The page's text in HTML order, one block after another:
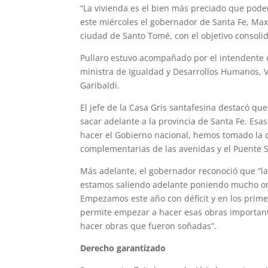
a
t
s
A
p
l
e
g
r
m
i
t
t
e
n
t
e
r
s
t
c
e
b
o
k
a
i
l
a
r
e
“La vivienda es el bien más preciado que
este miércoles el gobernador de Santa Fe,
ciudad de Santo Tomé, con el objetivo
Pullaro estuvo acompañado por el
ministra de Igualdad y Desarrollos Humanos,
Garibaldi.
El jefe de la Casa Gris santafesina destacó
sacar adelante a la provincia de Santa Fe.
hacer el Gobierno nacional, hemos tomado
complementarias de las avenidas y el Puente
Más adelante, el gobernador reconoció que
estamos saliendo adelante poniendo mucho
Empezamos este año con déficit y en los
permite empezar a hacer esas obras
hacer obras que fueron soñadas”.
Derecho garantizado